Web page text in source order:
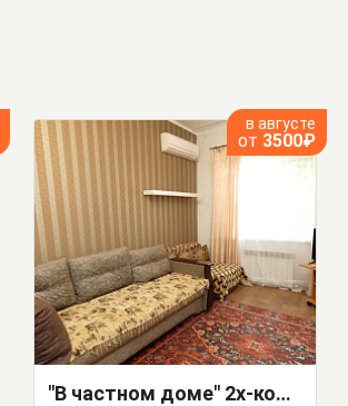
в августе
от 3500₽
"В частном доме" 2х-комнатная квартира